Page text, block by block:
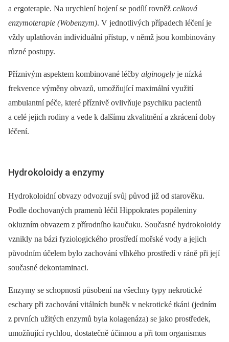
a ergoterapie. Na urychlení hojení se podílí rovněž celková
enzymoterapie (Wobenzym). V jednotlivých případech léčení je
vždy uplatňován individuální přístup, v němž jsou kombinovány
různé postupy.
Příznivým aspektem kombinované léčby alginogely je nízká
frekvence výměny obvazů, umožňující maximální využití
ambulantní péče, které příznivě ovlivňuje psychiku pacientů
a celé jejich rodiny a vede k dalšímu zkvalitnění a zkrácení doby
léčení.
Hydrokoloidy a enzymy
Hydrokoloidní obvazy odvozují svůj původ již od starověku.
Podle dochovaných pramenů léčil Hippokrates popáleniny
okluzním obvazem z přírodního kaučuku. Současné hydrokoloidy
vznikly na bázi fyziologického prostředí mořské vody a jejich
původním účelem bylo zachování vlhkého prostředí v ráně při její
současné dekontaminaci.
Enzymy se schopností působení na všechny typy nekrotické
eschary při zachování vitálních buněk v nekrotické tkáni (jedním
z prvních užitých enzymů byla kolagenáza) se jako prostředek,
umožňující rychlou, dostatečně účinnou a při tom organismus